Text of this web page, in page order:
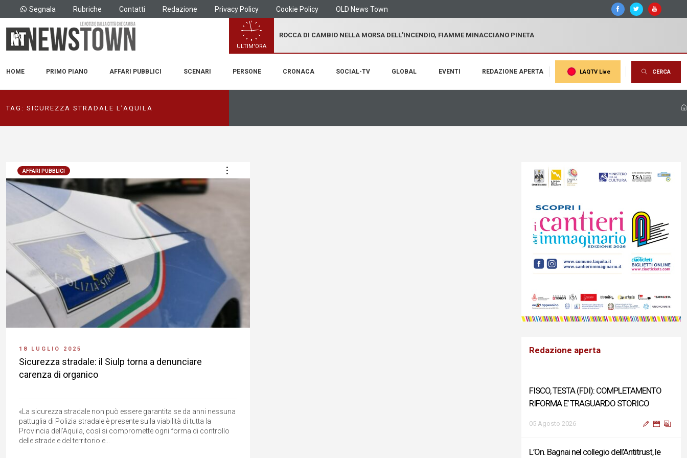
Segnala Rubriche Contatti Redazione Privacy Policy Cookie Policy OLD News Town
ULTIM'ORA
ROCCA DI CAMBIO NELLA MORSA DELL'INCENDIO, FIAMME MINACCIANO PINETA
HOME PRIMO PIANO AFFARI PUBBLICI SCENARI PERSONE CRONACA SOCIAL-TV GLOBAL EVENTI REDAZIONE APERTA LAQTV Live CERCA
TAG: SICUREZZA STRADALE L’AQUILA
AFFARI PUBBLICI
18 LUGLIO 2025
Sicurezza stradale: il Siulp torna a denunciare
carenza di organico
«La sicurezza stradale non può essere garantita se da anni nessuna
pattuglia di Polizia stradale è presente sulla viabilità di tutta la
Provincia dell’Aquila, così si compromette ogni forma di controllo
delle strade e del territorio e...
Redazione aperta
FISCO, TESTA (FDI): COMPLETAMENTO
RIFORMA E’ TRAGUARDO STORICO
05 Agosto 2026
L’On. Bagnai nel collegio dell’Antitrust, le